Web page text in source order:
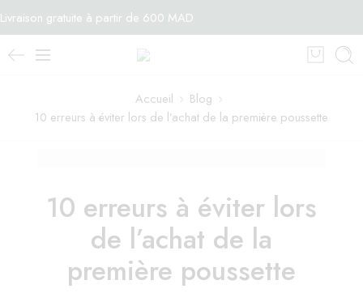
Livraison gratuite à partir de 600 MAD
Accueil
Blog
10 erreurs à éviter lors de l’achat de la première poussette
10 erreurs à éviter lors
de l’achat de la
première poussette